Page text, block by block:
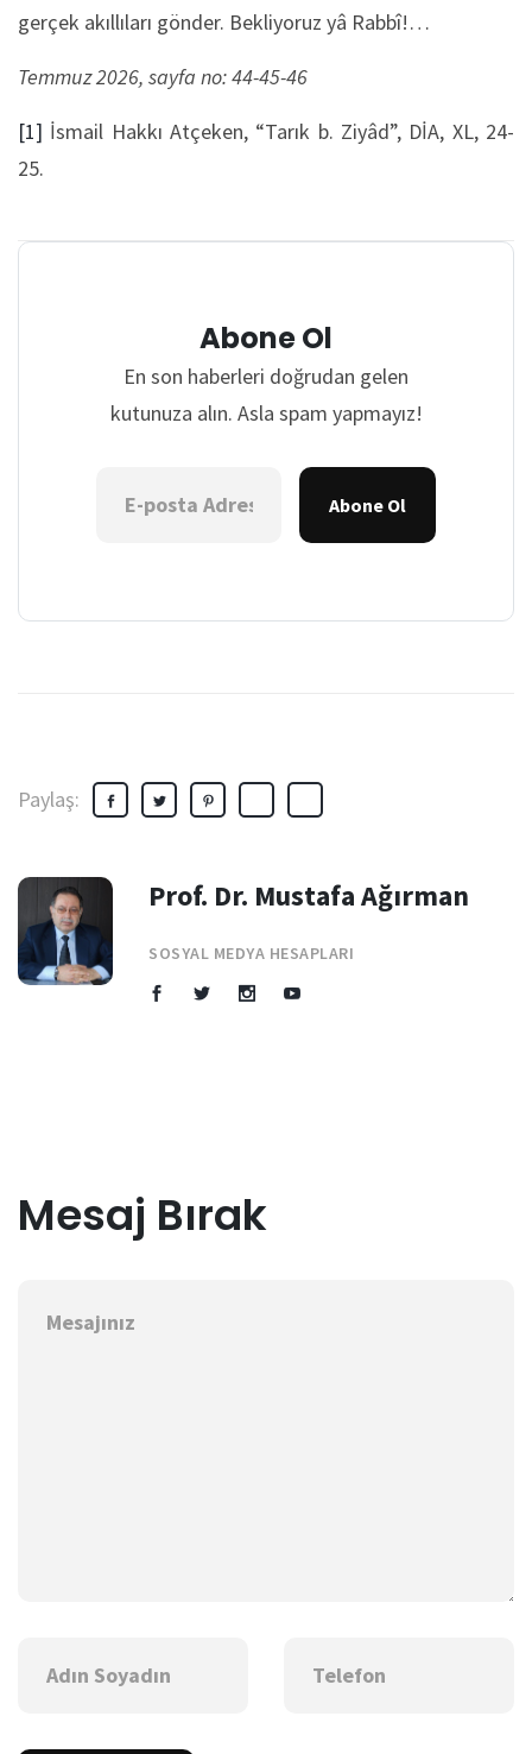
gerçek akıllıları gönder. Bekliyoruz yâ Rabbî!…
Temmuz 2026, sayfa no: 44-45-46
[1] İsmail Hakkı Atçeken, “Tarık b. Ziyâd”, DİA, XL, 24-
25.
Abone Ol
En son haberleri doğrudan gelen
kutunuza alın. Asla spam yapmayız!
Abone Ol
Paylaş:
Prof. Dr. Mustafa Ağırman
SOSYAL MEDYA HESAPLARI
Mesaj Bırak